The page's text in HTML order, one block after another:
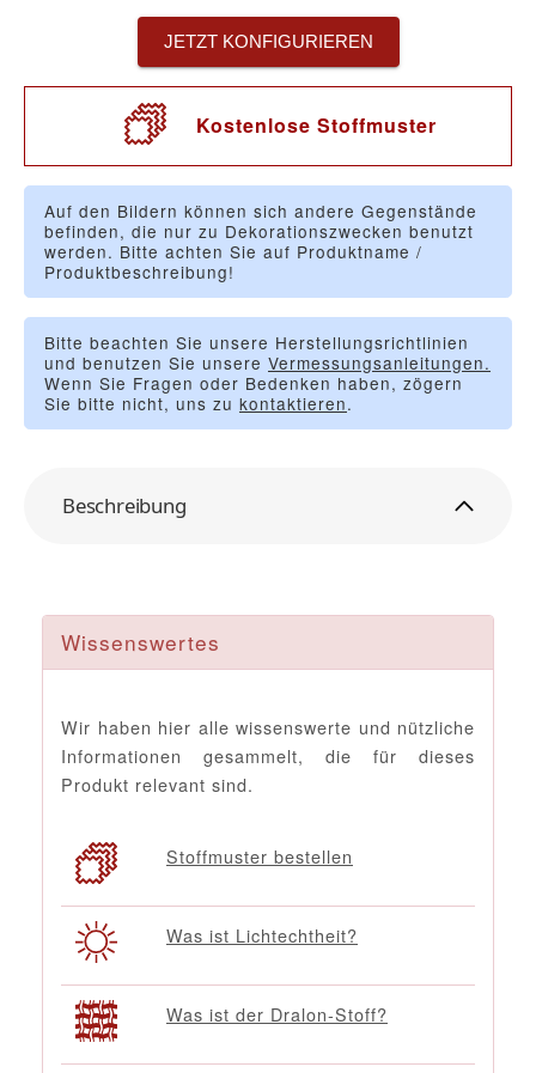
JETZT KONFIGURIEREN
Kostenlose Stoffmuster
Auf den Bildern können sich andere Gegenstände
befinden, die nur zu Dekorationszwecken benutzt
werden. Bitte achten Sie auf Produktname /
Produktbeschreibung!
Bitte beachten Sie unsere Herstellungsrichtlinien
und benutzen Sie unsere Vermessungsanleitungen.
Wenn Sie Fragen oder Bedenken haben, zögern
Sie bitte nicht, uns zu kontaktieren.
Beschreibung
Wissenswertes
Wir haben hier alle wissenswerte und nützliche
Informationen gesammelt, die für dieses
Produkt relevant sind.
Stoffmuster bestellen
Was ist Lichtechtheit?
Was ist der Dralon-Stoff?